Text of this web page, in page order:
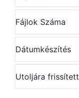
Fájlok Száma
Dátumkészítés
Utoljára frissített